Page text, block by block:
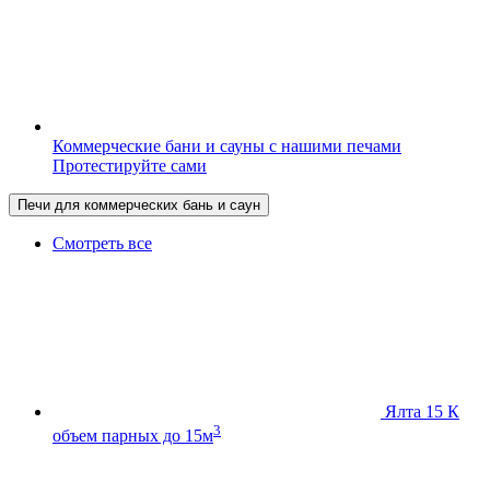
Коммерческие бани и сауны с нашими печами
Протестируйте сами
Печи для коммерческих бань и саун
Смотреть все
Ялта 15 К
объем парных до 15м3